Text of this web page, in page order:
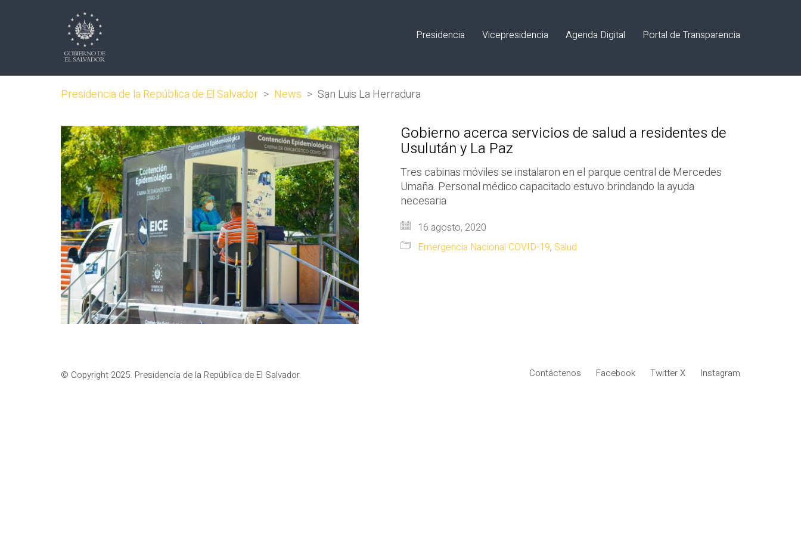
Presidencia Vicepresidencia Agenda Digital Portal de Transparencia
Presidencia de la República de El Salvador > News > San Luis La Herradura
Gobierno acerca servicios de salud a residentes de
Usulután y La Paz
Tres cabinas móviles se instalaron en el parque central de Mercedes
Umaña. Personal médico capacitado estuvo brindando la ayuda
necesaria
16 agosto, 2020
Emergencia Nacional COVID-19, Salud
Contáctenos Facebook Twitter X Instagram
© Copyright 2025. Presidencia de la República de El Salvador.